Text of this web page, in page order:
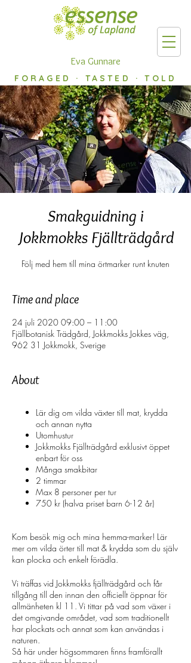
Eva Gunnare
FORAGED · TASTED · TOLD
Smakguidning i
Jokkmokks Fjällträdgård
Följ med hem till mina örtmarker runt knuten
Time and place
24 juli 2020 09:00 – 11:00
Fjällbotanisk Trädgård, Jokkmokks Jokkes väg,
962 31 Jokkmokk, Sverige
About
Lär dig om vilda växter till mat, krydda
och annan nytta
Utomhustur
Jokkmokks Fjällträdgård exklusivt öppet
enbart för oss
Många smakbitar
2 timmar
Max 8 personer per tur
750 kr (halva priset barn 6-12 år)
Kom besök mig och mina hemma-marker! Lär
mer om vilda örter till mat & krydda som du själv
kan plocka och enkelt förädla.
Vi träffas vid Jokkmokks fjällträdgård och får
tillgång till den innan den officiellt öppnar för
allmänheten kl 11. Vi tittar på vad som växer i
det omgivande området, vad som traditionellt
har plockats och annat som kan användas i
naturen.
Så här under högsommaren finns framförallt